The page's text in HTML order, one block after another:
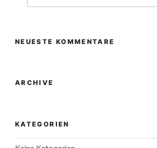
NEUESTE KOMMENTARE
ARCHIVE
KATEGORIEN